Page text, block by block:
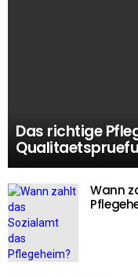
Das richtige
Wann